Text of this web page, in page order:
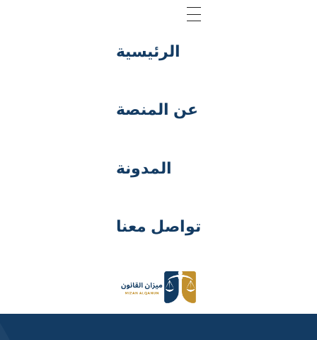
الرئيسية
عن المنصة
المدونة
تواصل معنا